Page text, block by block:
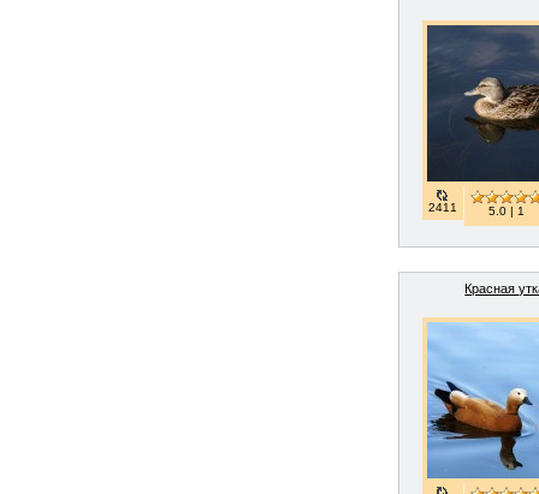
2411 5.0 | 1
Красная